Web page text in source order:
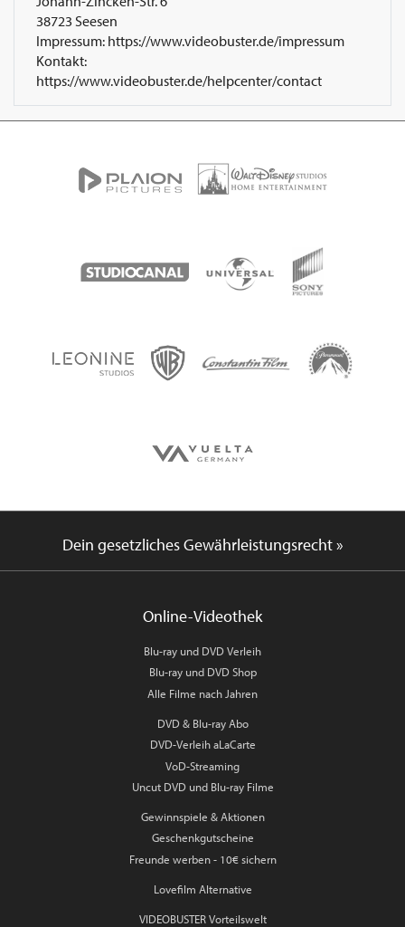
38723 Seesen
Impressum: https://www.videobuster.de/impressum
Kontakt:
https://www.videobuster.de/helpcenter/contact
Dein gesetzliches Gewährleistungsrecht »
Online-Videothek
Blu-ray und DVD Verleih
Blu-ray und DVD Shop
Alle Filme nach Jahren
DVD & Blu-ray Abo
DVD-Verleih aLaCarte
VoD-Streaming
Uncut DVD und Blu-ray Filme
Gewinnspiele & Aktionen
Geschenkgutscheine
Freunde werben - 10€ sichern
Lovefilm Alternative
VIDEOBUSTER Vorteilswelt